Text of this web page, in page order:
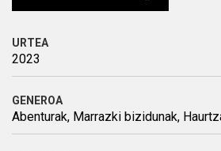
URTEA
2023
GENEROA
Abenturak, Marrazki bizidunak,